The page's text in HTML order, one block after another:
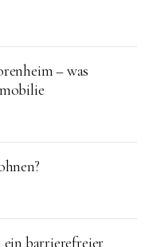
– was
barrierefreier